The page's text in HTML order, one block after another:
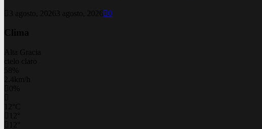
3 agosto, 2026 3 agosto, 2026 0
Clima
Alta Gracia
cielo claro
58%
2.4km/h
0%
C